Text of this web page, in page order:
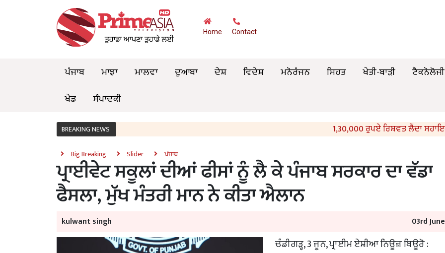
Home Contact
ਪੰਜਾਬ ਮਾਝਾ ਮਾਲਵਾ ਦੁਆਬਾ ਦੇਸ਼ ਵਿਦੇਸ਼ ਮਨੋਰੰਜਨ ਸਿਹਤ ਖੇਤੀ-ਬਾੜੀ ਟੈਕਨੋਲੋਜੀ
ਖੇਡ
ਸੰਪਾਦਕੀ
BREAKING NEWS 1,30,000 ਰੁਪਏ ਰਿਸ਼ਵਤ ਲੈਂਦਾ ਸਹਾਇਕ
Big Breaking Slider ਪੰਜਾਬ
ਪ੍ਰਾਈਵੇਟ ਸਕੂਲਾਂ ਦੀਆਂ ਫੀਸਾਂ ਨੂੰ ਲੈ ਕੇ ਪੰਜਾਬ ਸਰਕਾਰ ਦਾ ਵੱਡਾ
ਫੈਸਲਾ, ਮੁੱਖ ਮੰਤਰੀ ਮਾਨ ਨੇ ਕੀਤਾ ਐਲਾਨ
kulwant singh 03rd
ਚੰਡੀਗੜ੍ਹ, 3 ਜੂਨ, ਪ੍ਰਾਈਮ ਏਸ਼ੀਆ ਨਿਊਜ਼ ਬਿਊਰੋ :